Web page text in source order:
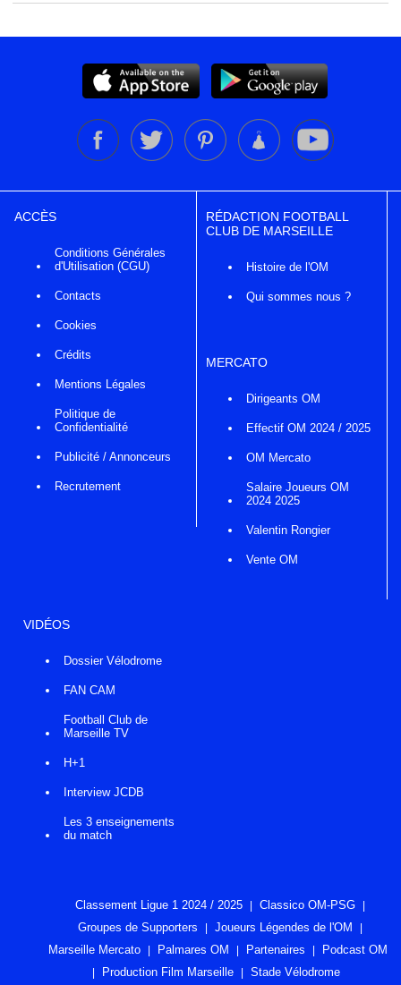
ACCÈS
Conditions Générales
d'Utilisation (CGU)
Contacts
Cookies
Crédits
Mentions Légales
Politique de
Confidentialité
Publicité / Annonceurs
Recrutement
RÉDACTION FOOTBALL
CLUB DE MARSEILLE
Histoire de l'OM
Qui sommes nous ?
MERCATO
Dirigeants OM
Effectif OM 2024 / 2025
OM Mercato
Salaire Joueurs OM
2024 2025
Valentin Rongier
Vente OM
VIDÉOS
Dossier Vélodrome
FAN CAM
Football Club de
Marseille TV
H+1
Interview JCDB
Les 3 enseignements
du match
Classement Ligue 1 2024 / 2025
Classico OM-PSG
Groupes de Supporters
Joueurs Légendes de l'OM
Marseille Mercato
Palmares OM Partenaires
Podcast OM
Production Film Marseille
Stade Vélodrome